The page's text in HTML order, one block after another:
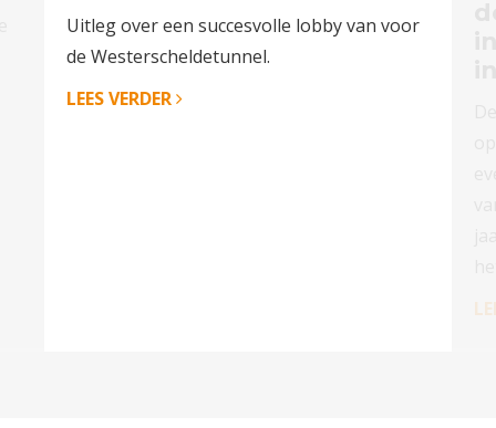
Uitleg over een succesvolle lobby van voor
de Westerscheldetunnel.
LEES VERDER